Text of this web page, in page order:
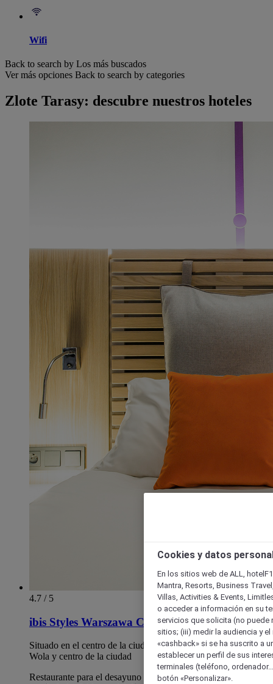
Wifi
Back to search by Los más buscados
Ver más opciones Back to search by categories
Zlote Tarasy: descubre nuestros hoteles
4.7 / 5
ibis Styles Warszawa City
Situado en el centro de la ciudad, en la frontera del histórico
Wola y centro de la ciudad
Restaurante para el desayuno con un mirador y un bar en el
Cookies y datos
En los sitios web de ALL,
Mantra, Resorts, Business
Villas, Activities & Events,
o acceder a información en su
servicios que solicita (no puede
sitios; (iii) medir la audiencia y
«cashback» si se ha suscrito a
establecer un perfil de sus
terminales (teléfono,
botón «Personalizar».